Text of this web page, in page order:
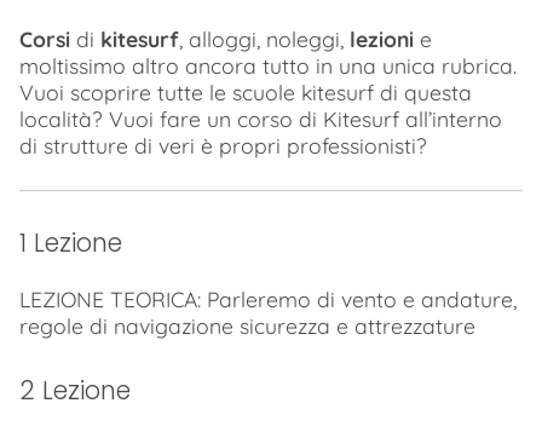
Corsi di kitesurf , alloggi, noleggi, lezioni e
moltissimo altro ancora tutto in una unica rubrica.
Vuoi scoprire tutte le scuole kitesurf di questa
località? Vuoi fare un corso di Kitesurf all’interno
di strutture di veri è propri professionisti?
1 Lezione
LEZIONE TEORICA: Parleremo di vento e andature,
regole di navigazione sicurezza e attrezzature
2 Lezione